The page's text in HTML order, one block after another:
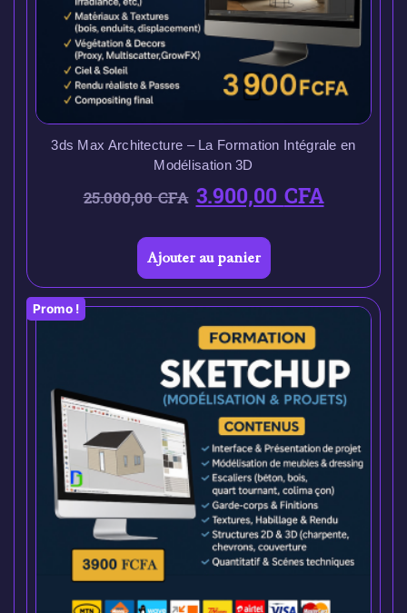
3ds Max Architecture – La Formation Intégrale en
Modélisation 3D
25.000,00CFA 3.900,00CFA
Ajouter au panier
Promo !